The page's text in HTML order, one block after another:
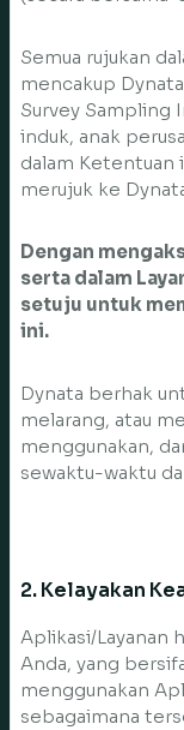
Semua rujukan
mencakup
Survey Sampling
induk, anak
dalam Ketentuan
merujuk ke
Dengan
serta dalam
setuju untuk
ini.
Dynata berhak
melarang, atau
menggunakan,
sewaktu-waktu
2. Kelayakan
Aplikasi/Layanan
Anda, yang
menggunakan
sebagaimana